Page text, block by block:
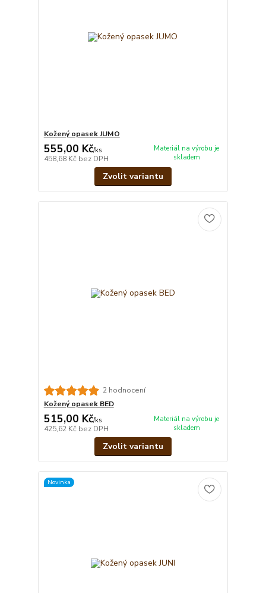
Kožený opasek JUMO
555,00 Kč/ks
458,68 Kč bez DPH
Materiál na výrobu je
skladem
Zvolit variantu
2 hodnocení
Kožený opasek BED
515,00 Kč/ks
425,62 Kč bez DPH
Materiál na výrobu je
skladem
Zvolit variantu
Novinka